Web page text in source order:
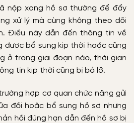
nộp xong hồ sơ thường để đẩy
xử lý mà cùng không theo dõi
Điều này dẫn đến thông tin về
được bổ sung kịp thời hoặc cũng
ở trong giai đoạn nào, thời gian
tin kịp thời cũng bị bỏ lỡ.
hợp cơ quan chức năng gửi
đồi hoặc bổ sung hồ sơ nhưng
hồi đúng hạn dẫn đến hồ sơ bị